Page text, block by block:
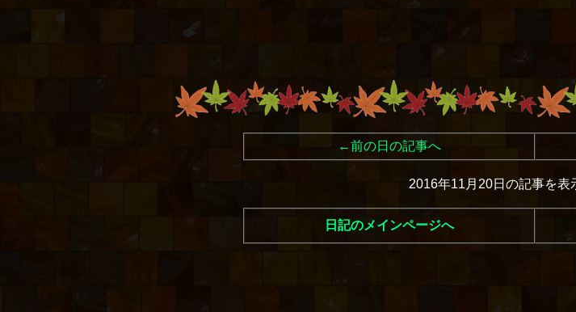
←前の日の記事へ
2016年11月20日の記事を表
日記のメインページへ